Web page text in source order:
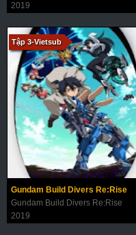
2019
Tập 3-Vietsub
Gundam Build Divers Re:Rise
Gundam Build Divers Re:Rise
2019